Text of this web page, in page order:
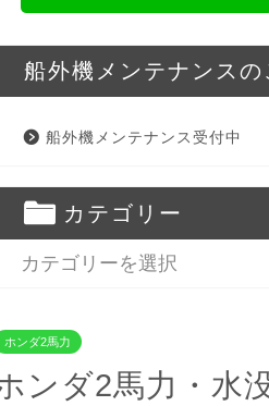
船外機メンテナンス
船外機メンテナンス受付中
カテゴリー
ホンダ2馬力
ンダ2馬力・水